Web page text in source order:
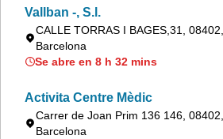
Vallban -, S.l.
CALLE TORRAS I BAGES,31,
Barcelona
Se abre en 8 h 32 mins
Activita Centre Mèdic
Carrer de Joan Prim 136 146,
Barcelona